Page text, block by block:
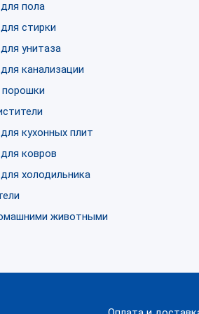
пола
стирки
унитаза
канализации
кухонных плит
ковров
холодильника
животными